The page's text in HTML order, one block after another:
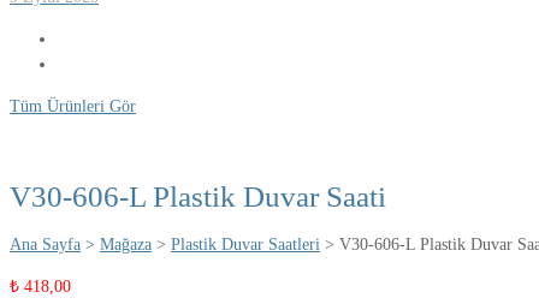
Tüm Ürünleri Gör
V30-606-L Plastik Duvar Saati
Ana Sayfa > Mağaza > Plastik Duvar Saatleri > V30-606-L Plastik Duvar
₺ 418,00